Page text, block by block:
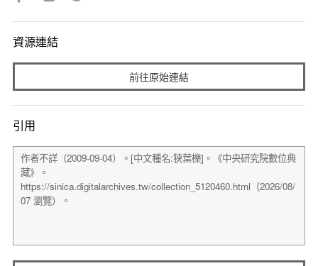
資源連結
前往原始連結
引用